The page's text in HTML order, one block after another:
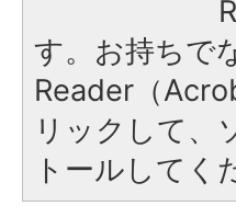
す。お持ちで
Reader（
リックして、
トールしてく